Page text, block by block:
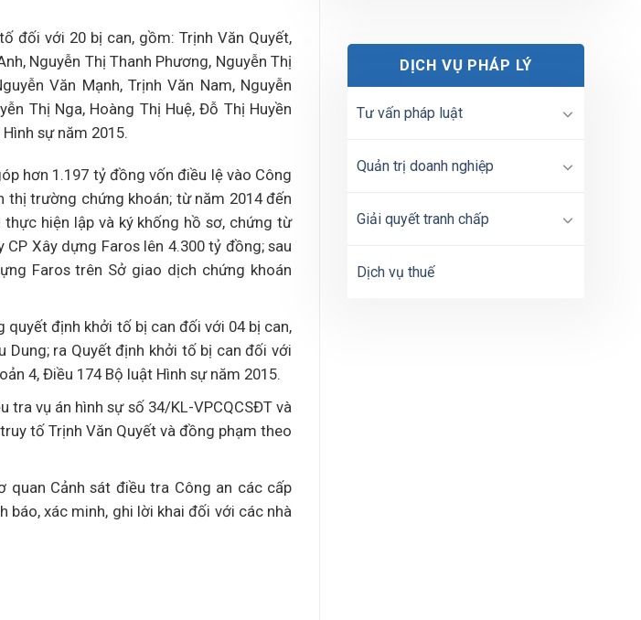
đối với 20 bị can, gồm: Trịnh Văn Quyết,
Nguyễn Thị Thanh Phương, Nguyễn Thị
Văn Mạnh, Trịnh Văn Nam, Nguyễn
Thị Nga, Hoàng Thị Huệ, Đỗ Thị Huyền
sự năm 2015.
hơn 1.197 tỷ đồng vốn điều lệ vào Công
trường chứng khoán; từ năm 2014 đến
hiện lập và ký khống hồ sơ, chứng từ
Xây dựng Faros lên 4.300 tỷ đồng; sau
Faros trên Sở giao dịch chứng khoán
quyết định khởi tố bị can đối với 04 bị can,
Dung; ra Quyết định khởi tố bị can đối với
4, Điều 174 Bộ luật Hình sự năm 2015.
tra vụ án hình sự số 34/KL-VPCQCSĐT và
tố Trịnh Văn Quyết và đồng phạm theo
quan Cảnh sát điều tra Công an các cấp
xác minh, ghi lời khai đối với các nhà
DỊCH VỤ PHÁP LÝ
Tư vấn pháp luật
Quản trị doanh nghiệp
Giải quyết tranh chấp
Dịch vụ thuế